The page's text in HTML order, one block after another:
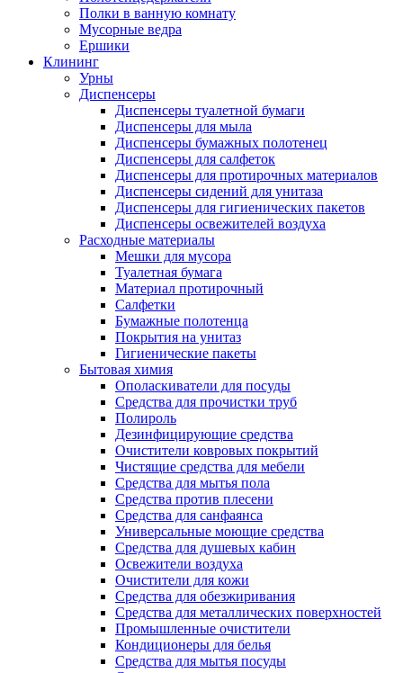
Полки в ванную комнату
Мусорные ведра
Ершики
Клининг
Урны
Диспенсеры
Диспенсеры туалетной бумаги
Диспенсеры для мыла
Диспенсеры бумажных полотенец
Диспенсеры для салфеток
Диспенсеры для протирочных материалов
Диспенсеры сидений для унитаза
Диспенсеры для гигиенических пакетов
Диспенсеры освежителей воздуха
Расходные материалы
Мешки для мусора
Туалетная бумага
Материал протирочный
Салфетки
Бумажные полотенца
Покрытия на унитаз
Гигиенические пакеты
Бытовая химия
Ополаскиватели для посуды
Средства для прочистки труб
Полироль
Дезинфицирующие средства
Очистители ковровых покрытий
Чистящие средства для мебели
Средства для мытья пола
Средства против плесени
Средства для санфаянса
Универсальные моющие средства
Средства для душевых кабин
Освежители воздуха
Очистители для кожи
Средства для обезжиривания
Средства для металлических поверхностей
Промышленные очистители
Кондиционеры для белья
Средства для мытья посуды